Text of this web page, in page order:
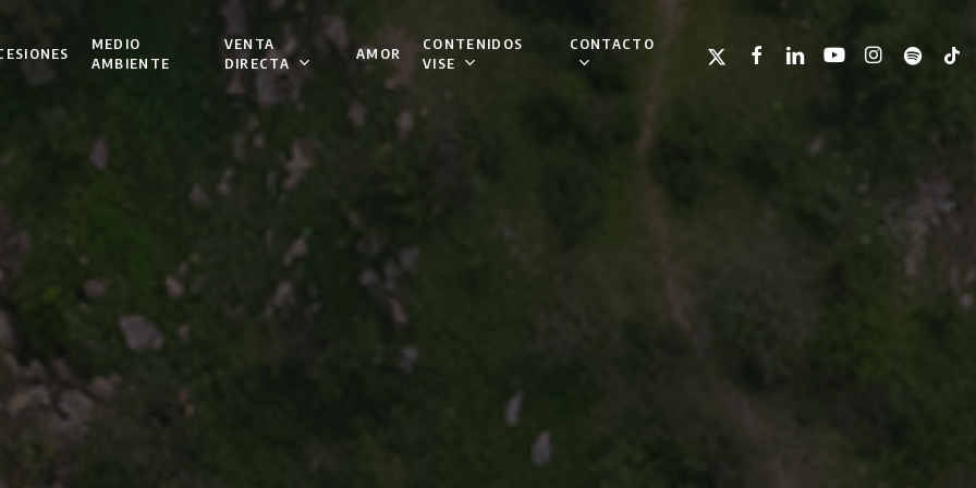
MEDIO
AMBIENTE
VENTA
DIRECTA
AMOR
CONTENIDOS
VISE
CONTACTO TWITTERFACEBOOKLINKEDINYOUTUBEINSTAGRAM
SPOTIFY